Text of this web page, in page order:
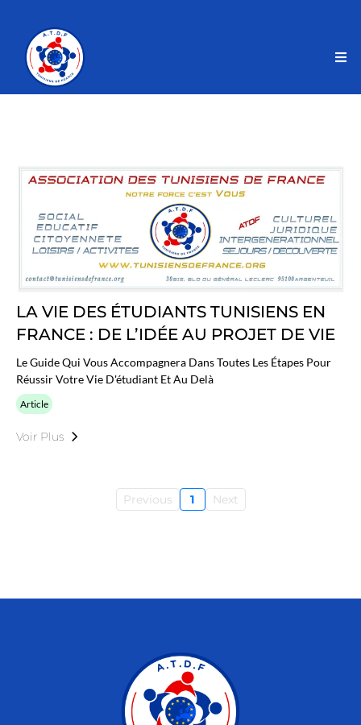
LA VIE DES ÉTUDIANTS TUNISIENS EN
FRANCE : DE L’IDÉE AU PROJET DE VIE
Le Guide Qui Vous Accompagnera Dans Toutes Les Étapes Pour
Réussir Votre Vie D'étudiant Et Au Delà
Article
Voir Plus
Previous 1 Next